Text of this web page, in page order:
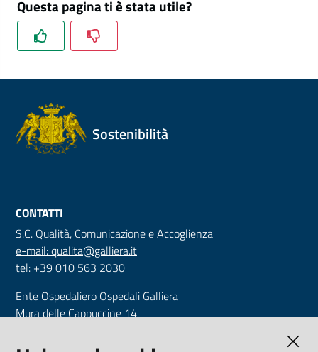
Questa pagina ti è stata utile?
Sostenibilità
CONTATTI
S.C. Qualità, Comunicazione e Accoglienza
e-mail: qualita@galliera.it
tel: +39 010 563 2030
Ente Ospedaliero Ospedali Galliera
Mura delle Cappuccine 14
Tel. +39 010 56321